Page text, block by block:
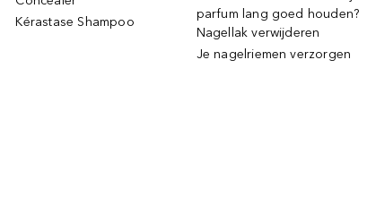
Kérastase Shampoo
parfum lang goed houden?
Nagellak verwijderen
Je nagelriemen verzorgen